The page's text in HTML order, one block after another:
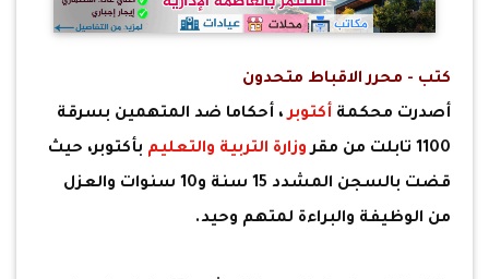
كتب - محرر الاقباط متحدون
أصدرت محكمة أكتوبر، أحكاما ضد المتهمين بسرقة
1100 تابلت من مقر
وزارة التربية والتعليم بأكتوبر، حيث
قضت بالسجن المشدد 15 سنة و10 سنوات والعزل
من الوظيفة والبراءة لمتهم وحيد.